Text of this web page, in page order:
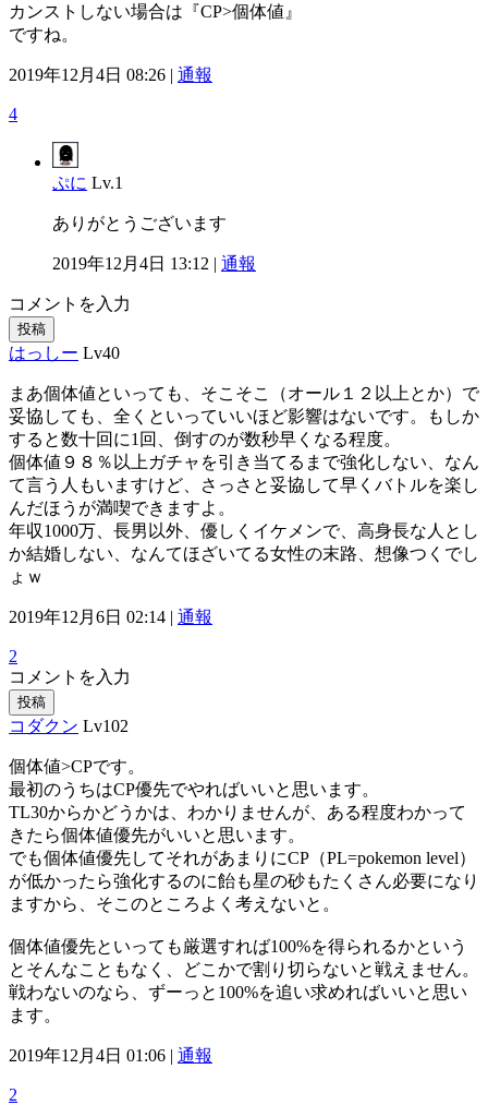
カンストしない場合は『CP>個体値』
ですね。
2019年12月4日 08:26 | 通報
4
ぷに Lv.1
ありがとうございます
2019年12月4日 13:12 | 通報
コメントを入力
投稿
はっしー Lv40
まあ個体値といっても、そこそこ（オール１２以上とか）で
妥協しても、全くといっていいほど影響はないです。もしか
すると数十回に1回、倒すのが数秒早くなる程度。
個体値９８％以上ガチャを引き当てるまで強化しない、なん
て言う人もいますけど、さっさと妥協して早くバトルを楽し
んだほうが満喫できますよ。
年収1000万、長男以外、優しくイケメンで、高身長な人とし
か結婚しない、なんてほざいてる女性の末路、想像つくでし
ょｗ
2019年12月6日 02:14 | 通報
2
コメントを入力
投稿
コダクン Lv102
個体値>CPです。
最初のうちはCP優先でやればいいと思います。
TL30からかどうかは、わかりませんが、ある程度わかって
きたら個体値優先がいいと思います。
でも個体値優先してそれがあまりにCP（PL=pokemon level）
が低かったら強化するのに飴も星の砂もたくさん必要になり
ますから、そこのところよく考えないと。
個体値優先といっても厳選すれば100%を得られるかという
とそんなこともなく、どこかで割り切らないと戦えません。
戦わないのなら、ずーっと100%を追い求めればいいと思い
ます。
2019年12月4日 01:06 | 通報
2